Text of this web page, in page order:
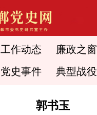
工作动态 廉政之窗
党史事件 典型战役
郭书玉